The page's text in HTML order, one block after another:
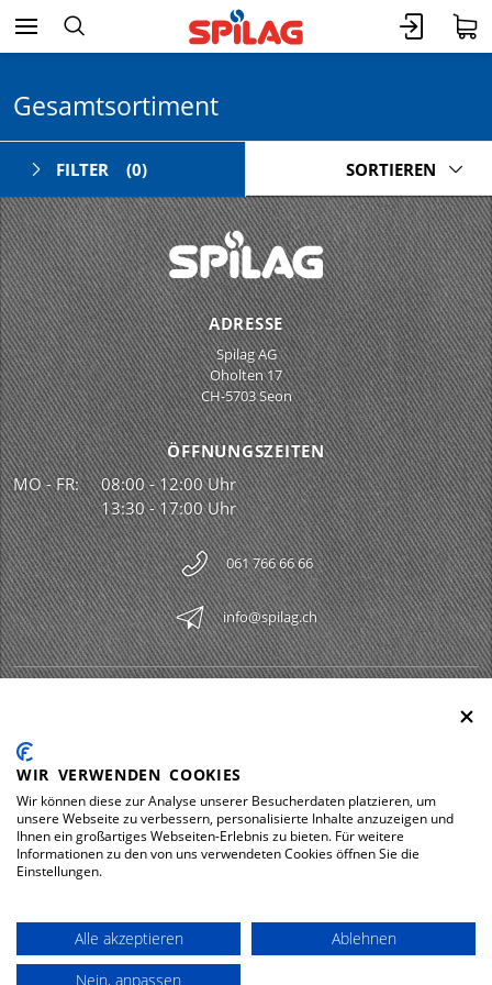
Gesamtsortiment
FILTER (0) SORTIEREN
ADRESSE
Spilag AG
Oholten 17
CH-5703 Seon
ÖFFNUNGSZEITEN
MO - FR:
08:00 - 12:00 Uhr
13:30 - 17:00 Uhr
061 766 66 66
info@spilag.ch
LEGAL
DOWNLOADS
© 2026 Spilag AG
WIR VERWENDEN COOKIES
Wir können diese zur Analyse unserer Besucherdaten platzieren, um
unsere Webseite zu verbessern, personalisierte Inhalte anzuzeigen und
Ihnen ein großartiges Webseiten-Erlebnis zu bieten. Für weitere
Informationen zu den von uns verwendeten Cookies öffnen Sie die
Einstellungen.
Alle akzeptieren
Ablehnen
Nein, anpassen